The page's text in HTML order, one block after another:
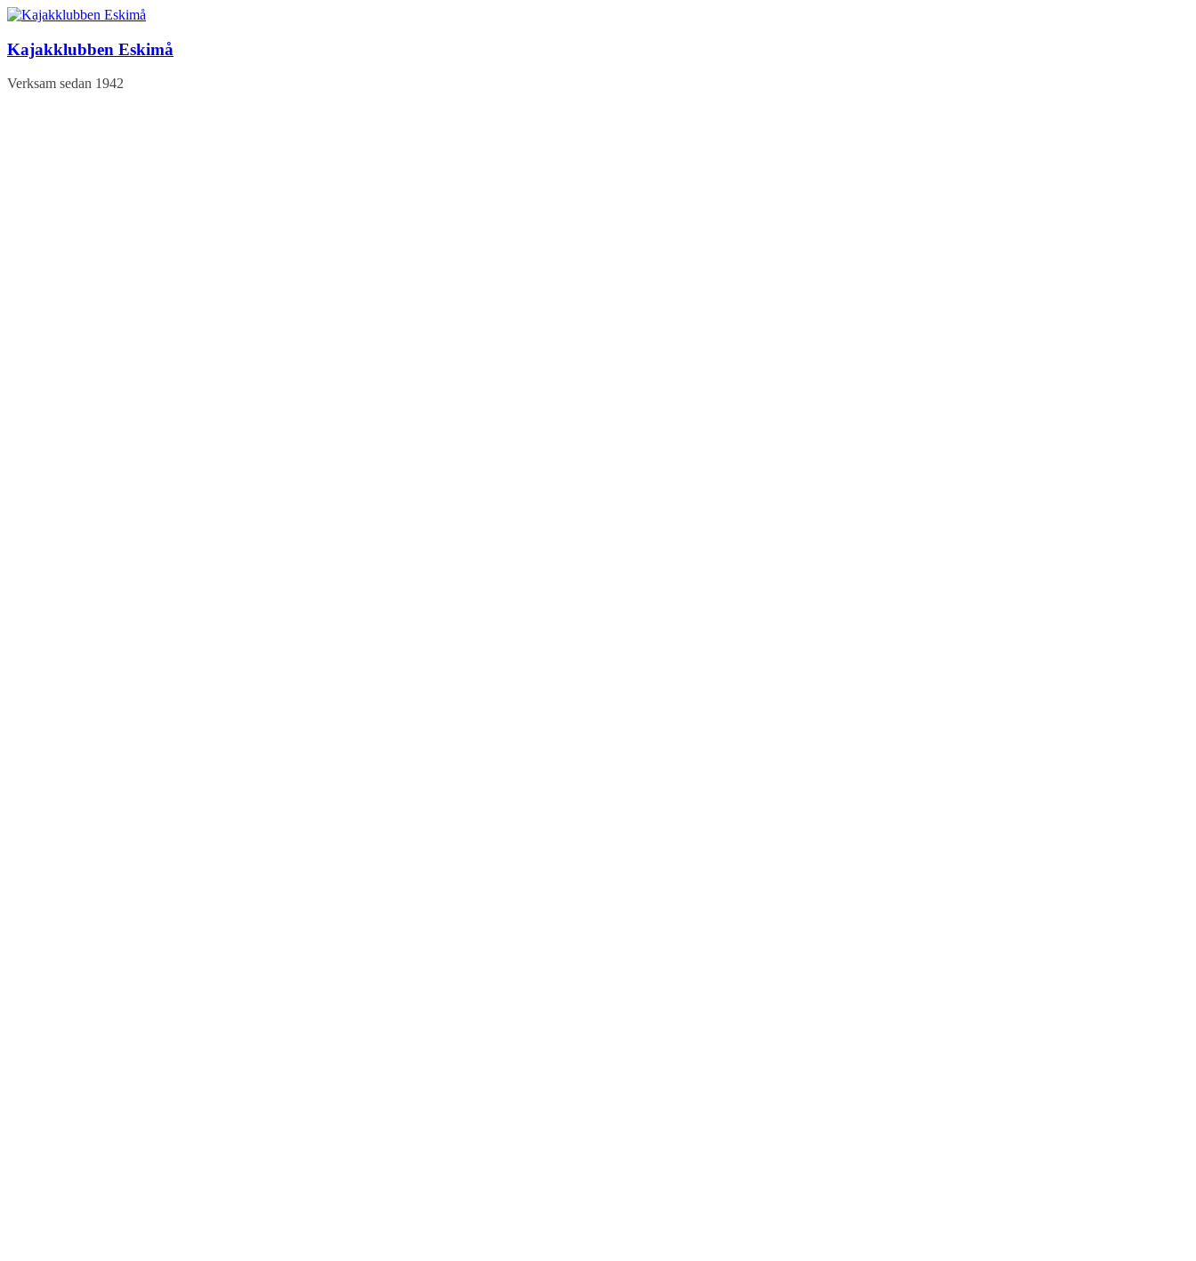
Hoppa
innehåll
Kajakklubben Eskimå
Verksam sedan 1942